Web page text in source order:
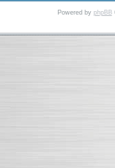
Powered by phpBB